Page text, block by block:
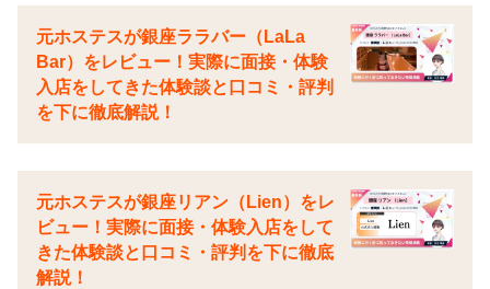
元ホステスが銀座ララバー（LaLa
Bar）をレビュー！実際に面接・体験
入店をしてきた体験談と口コミ・評判
を下に徹底解説！
元ホステスが銀座リアン（Lien）をレ
ビュー！実際に面接・体験入店をして
きた体験談と口コミ・評判を下に徹底
解説！